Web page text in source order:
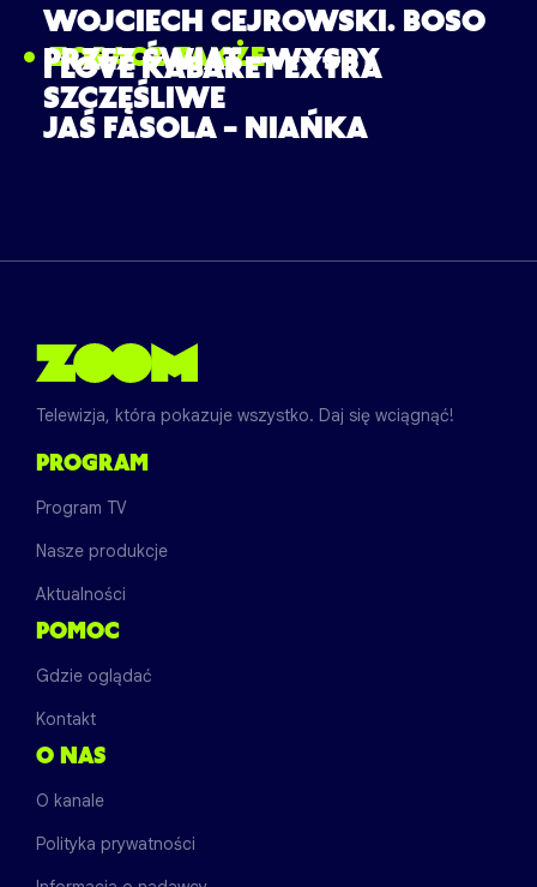
ZOBACZ TAKŻE
I LOVE KABARET EXTRA
WOJCIECH CEJROWSKI. BOSO
PRZEZ ŚWIAT – WYSPY
SZCZĘŚLIWE
JAŚ FASOLA – NIAŃKA
Telewizja, która pokazuje wszystko. Daj się wciągnąć!
PROGRAM
Program TV
Nasze produkcje
Aktualności
POMOC
Gdzie oglądać
Kontakt
O NAS
O kanale
Polityka prywatności